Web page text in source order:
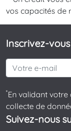
vos capacités de
Inscrivez-
*En validant
collecte de
Suivez-nous